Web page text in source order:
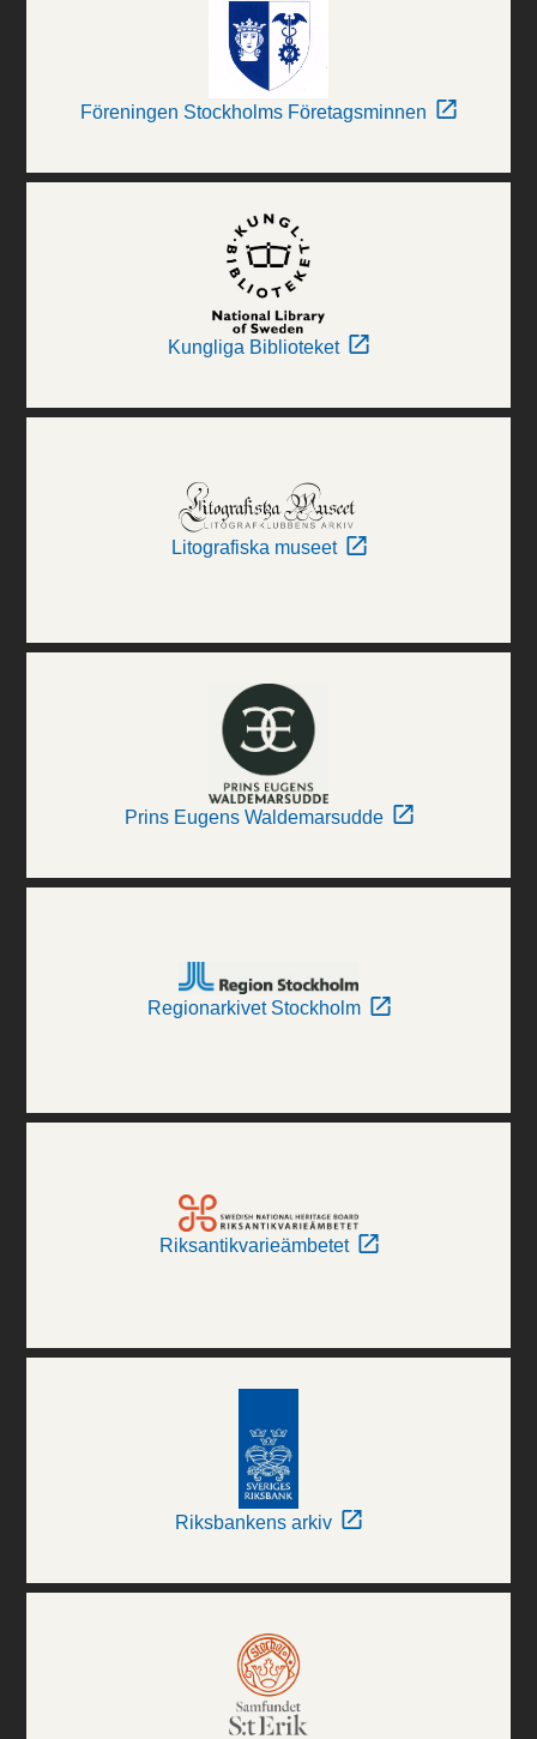
Föreningen Stockholms Företagsminnen
Kungliga Biblioteket
Litografiska museet
Prins Eugens Waldemarsudde
Regionarkivet Stockholm
Riksantikvarieämbetet
Riksbankens arkiv